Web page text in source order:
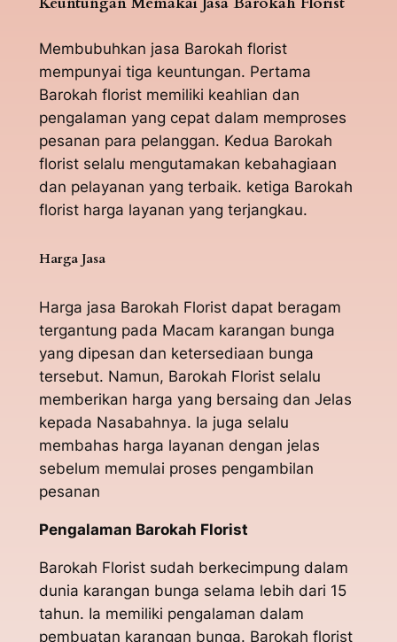
Membubuhkan jasa Barokah florist
mempunyai tiga keuntungan. Pertama
Barokah florist memiliki keahlian dan
pengalaman yang cepat dalam memproses
pesanan para pelanggan. Kedua Barokah
florist selalu mengutamakan kebahagiaan
dan pelayanan yang terbaik. ketiga Barokah
florist harga layanan yang terjangkau.
Harga Jasa
Harga jasa Barokah Florist dapat beragam
tergantung pada Macam karangan bunga
yang dipesan dan ketersediaan bunga
tersebut. Namun, Barokah Florist selalu
memberikan harga yang bersaing dan Jelas
kepada Nasabahnya. Ia juga selalu
membahas harga layanan dengan jelas
sebelum memulai proses pengambilan
pesanan
Pengalaman Barokah Florist
Barokah Florist sudah berkecimpung dalam
dunia karangan bunga selama lebih dari 15
tahun. Ia memiliki pengalaman dalam
pembuatan karangan bunga. Barokah florist